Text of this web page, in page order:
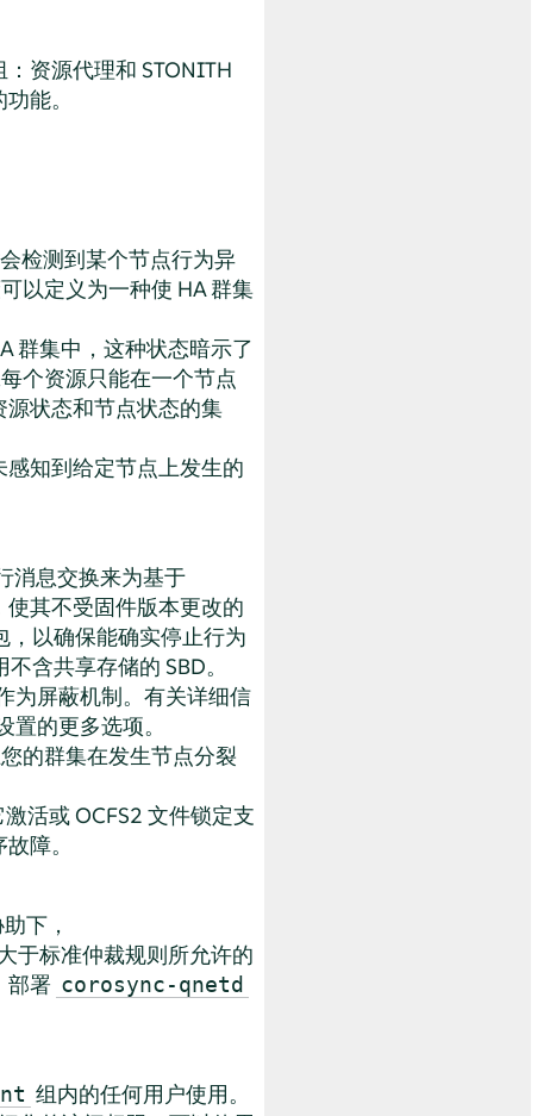
资源代理和 STONITH
能。
检测到某个节点行为异
以定义为一种使 HA 群集
群集中，这种状态暗示了
个资源只能在一个节点
源状态和节点状态的集
知到给定节点上发生的
消息交换来为基于
其不受固件版本更改的
，以确保能确实停止行为
含共享存储的 SBD。
为屏蔽机制。有关详细信
的更多选项。
的群集在发生节点分裂
活或 OCFS2 文件锁定支
障。
下，
于标准仲裁规则所允许的
部署 corosync-qnetd
组内的任何用户使用。